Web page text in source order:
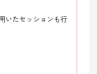
いたセッションも行